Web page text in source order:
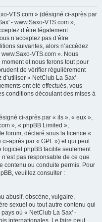
h
VTS.com » (désigné ci-après par
- www.Saxo-VTS.com »,
d’être légalement
n’acceptez pas d’être
suivantes, alors n’accédez
VTS.com ». Nous
et nous ferons tout pour
de vérifier régulièrement
« NetClub La Sax' -
ont été effectués, vous
conditions découlant des mises à
ci-après par « ils », « eux »,
», « phpBB Limited »,
forum, déclaré sous la licence «
ci-après par « GPL ») et qui peut
logiciel phpBB facilite seulement
pas responsable de ce que
contenu ou conduite permis. Pour
veuillez consulter :
abusif, obscène, vulgaire,
sexuel ou tout autre contenu qui
où « NetClub La Sax' -
internationales. Le faire peut